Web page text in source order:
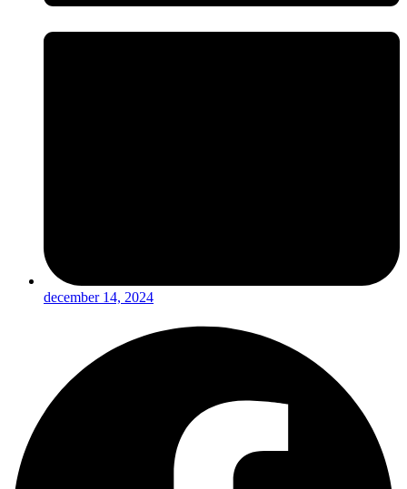
december 14, 2024